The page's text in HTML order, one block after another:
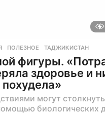
,ПОЛЕЗНОЕ ,ТАДЖИКИСТАН
фигуры.
здоровье и
могут
биологических